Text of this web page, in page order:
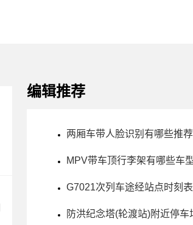
编辑推荐
G7021次列车途经站点时刻表